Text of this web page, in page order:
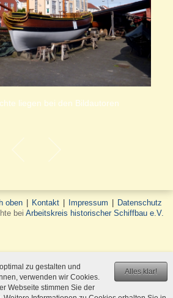
liegen bei den Bildautoren
oben Kontakt Impressum
Datenschutz
bei Arbeitskreis historischer Schiffbau e.V.
Alles klar!
zu gestalten und
verwenden wir Cookies.
Webseite stimmen Sie der